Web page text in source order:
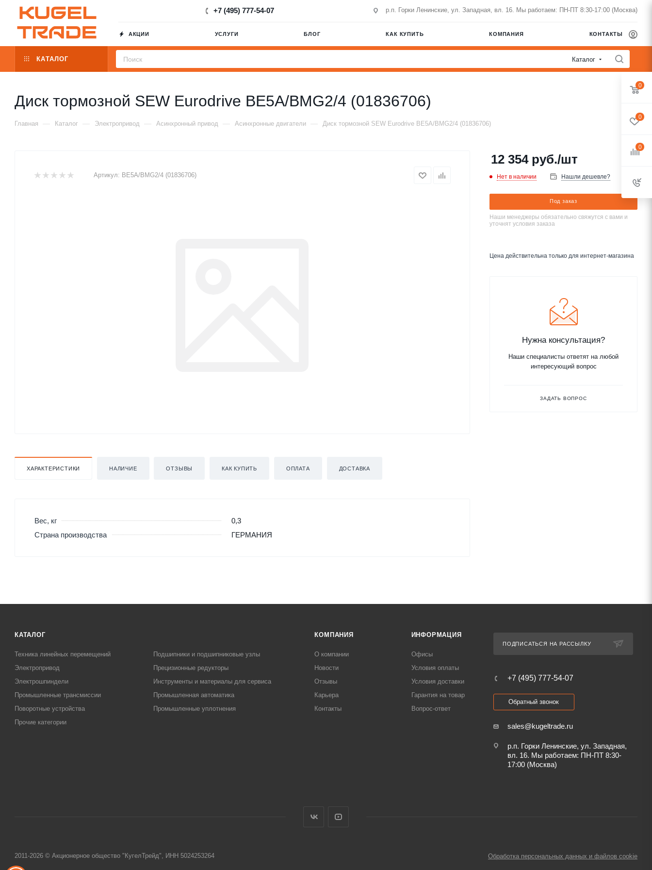
+7 (495) 777-54-07 р.п. Горки Ленинские, ул. Западная, вл. 16. Мы работаем: ПН-ПТ 8:30-17:00 (Москва)
АКЦИИ УСЛУГИ БЛОГ КАК КУПИТЬ КОМПАНИЯ КОНТАКТЫ
КАТАЛОГ Каталог
Диск тормозной SEW Eurodrive BE5A/BMG2/4 (01836706)
Главная — Каталог — Электропривод — Асинхронный привод — Асинхронные двигатели — Диск тормозной SEW Eurodrive BE5A/BMG2/4 (01836706)
Артикул: BE5A/BMG2/4 (01836706)
ХАРАКТЕРИСТИКИ НАЛИЧИЕ ОТЗЫВЫ КАК КУПИТЬ ОПЛАТА ДОСТАВКА
Вес, кг
0,3
Страна производства
ГЕРМАНИЯ
12 354руб./шт
Нет в наличии Нашли дешевле?
Под заказ
Наши менеджеры обязательно свяжутся с вами и
уточнят условия заказа
Цена действительна только для интернет-магазина
Нужна консультация?
Наши специалисты ответят на любой
интересующий вопрос
ЗАДАТЬ ВОПРОС
КАТАЛОГ
Техника линейных перемещений
Подшипники и подшипниковые узлы
Электропривод
Прецизионные редукторы
Электрошпиндели
Инструменты и материалы для сервиса
Промышленные трансмиссии
Промышленная автоматика
Поворотные устройства
Промышленные уплотнения
Прочие категории
КОМПАНИЯ
О компании
Новости
Отзывы
Карьера
Контакты
ИНФОРМАЦИЯ
Офисы
Условия оплаты
Условия доставки
Гарантия на товар
Вопрос-ответ
ПОДПИСАТЬСЯ НА РАССЫЛКУ
+7 (495) 777-54-07
Обратный звонок
sales@kugeltrade.ru
р.п. Горки Ленинские, ул. Западная,
вл. 16. Мы работаем: ПН-ПТ 8:30-
17:00 (Москва)
2011-2026 © Акционерное общество "КугелТрейд", ИНН 5024253264 Обработка персональных данных и файлов cookie
0
0
0